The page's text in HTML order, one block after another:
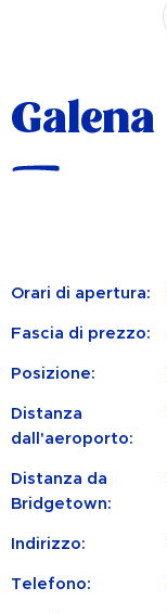
Galena
Orari di apertura:
Fascia di prezzo:
Posizione:
Distanza
dall'aeroporto:
Distanza da
Bridgetown:
Indirizzo:
Telefono: